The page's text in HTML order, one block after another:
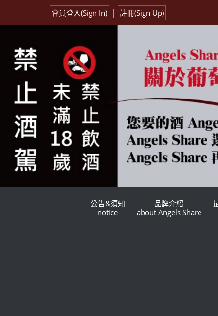
會員登入(Sign In) | 註冊(Sign Up)
公告&須知
notice
品牌介紹
about Angels Share